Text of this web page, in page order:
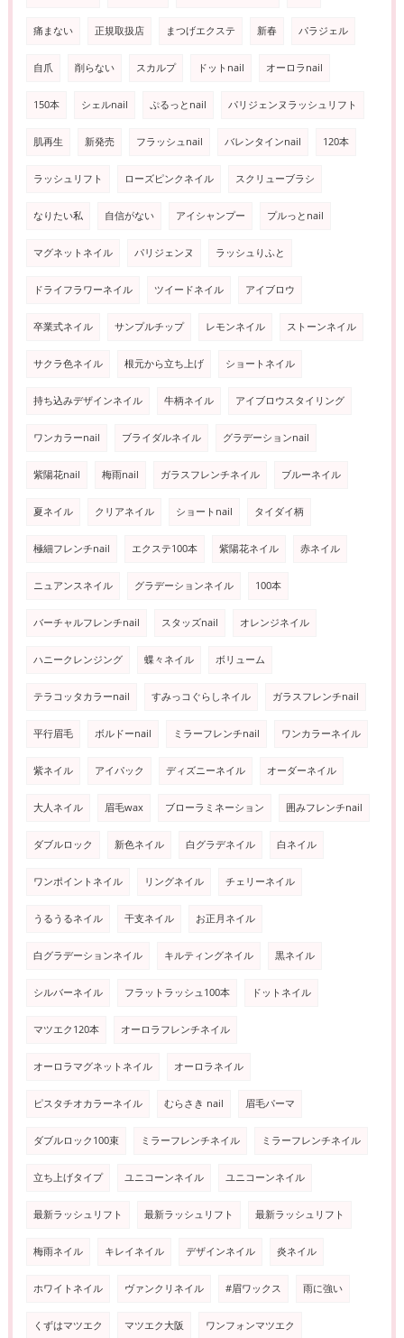
痛まない 正規取扱店 まつげエクステ 新春 パラジェル
自爪 削らない スカルプ ドットnail オーロラnail
150本 シェルnail ぷるっとnail パリジェンヌラッシュリフト
肌再生 新発売 フラッシュnail バレンタインnail 120本
ラッシュリフト ローズピンクネイル スクリューブラシ
なりたい私 自信がない アイシャンプー プルっとnail
マグネットネイル パリジェンヌ ラッシュりふと
ドライフラワーネイル ツイードネイル アイブロウ
卒業式ネイル サンプルチップ レモンネイル ストーンネイル
サクラ色ネイル 根元から立ち上げ ショートネイル
持ち込みデザインネイル 牛柄ネイル アイブロウスタイリング
ワンカラーnail ブライダルネイル グラデーションnail
紫陽花nail 梅雨nail ガラスフレンチネイル ブルーネイル
夏ネイル クリアネイル ショートnail タイダイ柄
極細フレンチnail エクステ100本 紫陽花ネイル 赤ネイル
ニュアンスネイル グラデーションネイル 100本
バーチャルフレンチnail スタッズnail オレンジネイル
ハニークレンジング 蝶々ネイル ボリューム
テラコッタカラーnail すみっコぐらしネイル ガラスフレンチnail
平行眉毛 ボルドーnail ミラーフレンチnail ワンカラーネイル
紫ネイル アイパック ディズニーネイル オーダーネイル
大人ネイル 眉毛wax ブローラミネーション 囲みフレンチnail
ダブルロック 新色ネイル 白グラデネイル 白ネイル
ワンポイントネイル リングネイル チェリーネイル
うるうるネイル 干支ネイル お正月ネイル
白グラデーションネイル キルティングネイル 黒ネイル
シルバーネイル フラットラッシュ100本 ドットネイル
マツエク120本 オーロラフレンチネイル
オーロラマグネットネイル オーロラネイル
ピスタチオカラーネイル むらさき nail 眉毛パーマ
ダブルロック100束 ミラーフレンチネイル ミラーフレンチネイル
立ち上げタイプ ユニコーンネイル ユニコーンネイル
最新ラッシュリフト 最新ラッシュリフト 最新ラッシュリフト
梅雨ネイル キレイネイル デザインネイル 炎ネイル
ホワイトネイル ヴァンクリネイル #眉ワックス 雨に強い
くずはマツエク マツエク大阪 ワンフォンマツエク